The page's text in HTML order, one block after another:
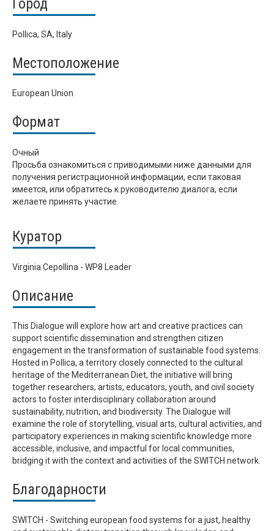
Город
Pollica, SA, Italy
Местоположение
European Union
Формат
Очный
Просьба ознакомиться с приводимыми ниже данными для
получения регистрационной информации, если таковая
имеется, или обратитесь к руководителю диалога, если
желаете принять участие.
Куратор
Virginia Cepollina - WP8 Leader
Описание
This Dialogue will explore how art and creative practices can
support scientific dissemination and strengthen citizen
engagement in the transformation of sustainable food systems.
Hosted in Pollica, a territory closely connected to the cultural
heritage of the Mediterranean Diet, the initiative will bring
together researchers, artists, educators, youth, and civil society
actors to foster interdisciplinary collaboration around
sustainability, nutrition, and biodiversity. The Dialogue will
examine the role of storytelling, visual arts, cultural activities, and
participatory experiences in making scientific knowledge more
accessible, inclusive, and impactful for local communities,
bridging it with the context and activities of the SWITCH network.
Благодарности
SWITCH - Switching european food systems for a just, healthy